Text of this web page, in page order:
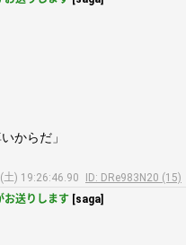
からだ」
) 19:26:46.90
ID: DRe983N20 (15)
お送りします [saga]